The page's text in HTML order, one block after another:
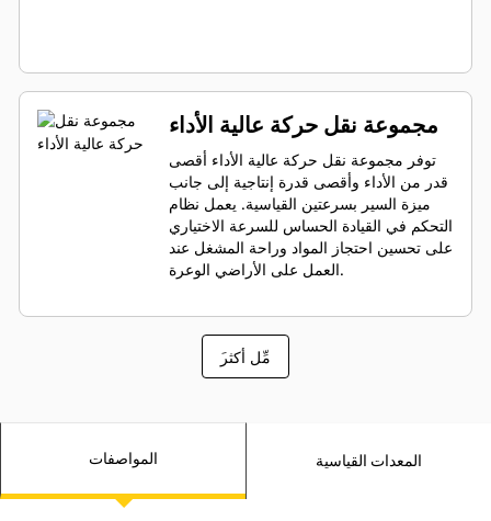
مجموعة نقل حركة عالية الأداء
توفر مجموعة نقل حركة عالية الأداء أقصى
قدر من الأداء وأقصى قدرة إنتاجية إلى جانب
ميزة السير بسرعتين القياسية. يعمل نظام
التحكم في القيادة الحساس للسرعة الاختياري
على تحسين احتجاز المواد وراحة المشغل عند
العمل على الأراضي الوعرة.
َمِّل أكثر
المواصفات المعدات القياسية